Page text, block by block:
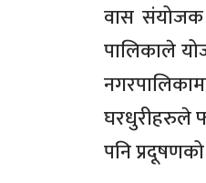
वास संयोजक
पालिकाले
घरधुरीहरुले
पनि